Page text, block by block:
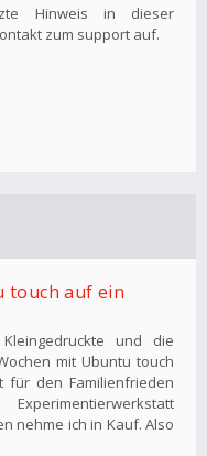
Hinweis in dieser
zum support auf.
touch auf ein
und die
mit Ubuntu touch
den Familienfrieden
nehme ich in Kauf. Also